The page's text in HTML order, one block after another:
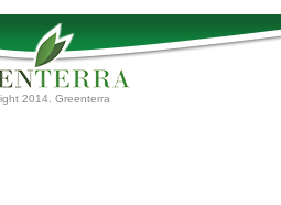
2014. Greenterra